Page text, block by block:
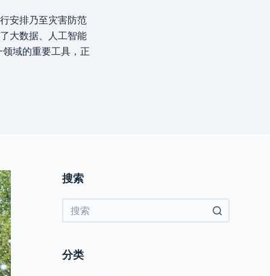
安排乃至灾害防范
大数据、人工智能
域的重要工具，正
搜索
分类